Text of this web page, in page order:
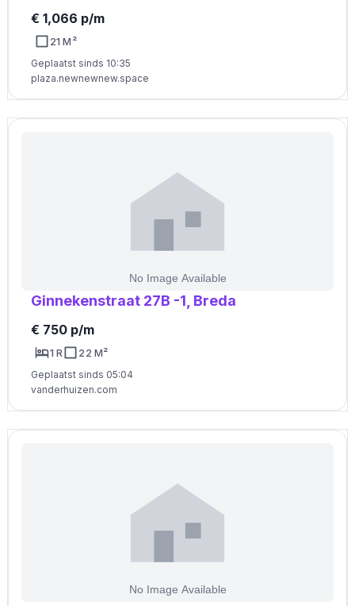
€ 1,066 p/m
21 M²
Geplaatst sinds 10:35
plaza.newnewnew.space
Ginnekenstraat 27B -1, Breda
€ 750 p/m
1 R 22 M²
Geplaatst sinds 05:04
vanderhuizen.com